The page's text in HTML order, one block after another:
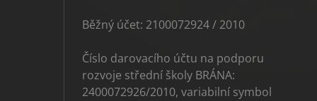
Běžný účet: 2100072924 / 2010
Číslo darovacího účtu na podporu
rozvoje střední školy BRÁNA:
2400072926/2010, variabilní symbol